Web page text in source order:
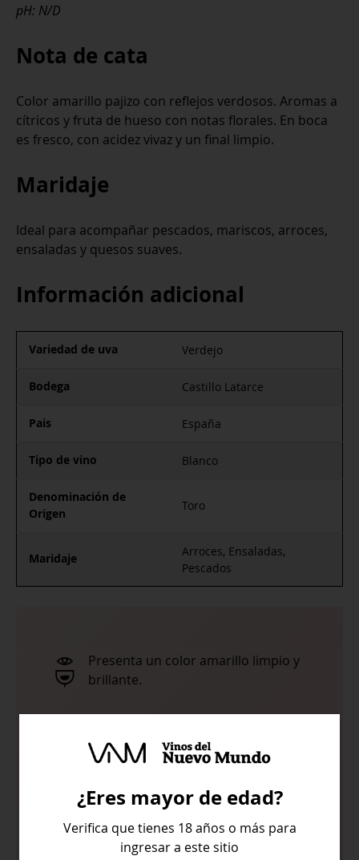
pH: N/D
Nota de cata
Color amarillo pajizo con reflejos verdosos. Aromas a
cítricos y fruta de hueso con notas florales. En boca
es fresco, con acidez vivaz y un final limpio.
Maridaje
Ideal para acompañar pescados, mariscos, arroces,
ensaladas y quesos suaves.
Información adicional
Variedad de uva Verdejo
Bodega Castillo Latarce
Pais España
Tipo de vino Blanco
Denominación de
Origen
Toro
Maridaje
Arroces, Ensaladas,
Pescados
Presenta un color amarillo limpio y
brillante.
con notas florales.
Fresco y untoso, amabilidad en su
paso por boca, destacando las frutas
tropicales y con un final afrutado
agradable.
¿Eres mayor de edad?
Verifica que tienes 18 años o más para
ingresar a este sitio